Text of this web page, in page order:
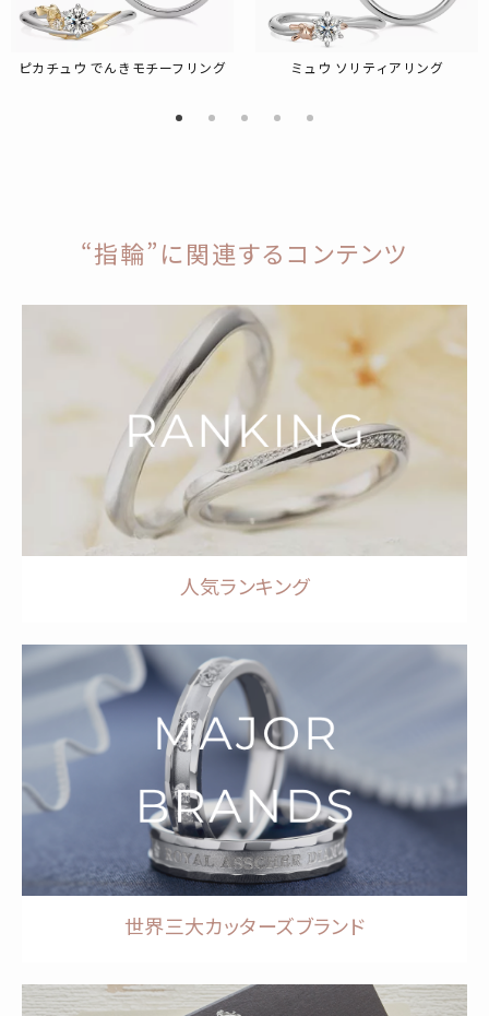
ピカチュウ でんきモチーフリング ミュウ ソリティアリング
“指輪”に関連するコンテンツ
人気ランキング
世界三大カッターズブランド